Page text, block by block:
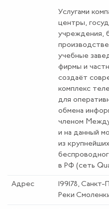
Услугами
центры,
учреждения,
учебные
фирмы и
создаёт
комплекс
для
обмена
членом
и на данный
из
в РФ (сеть
Адрес
199178,
Реки